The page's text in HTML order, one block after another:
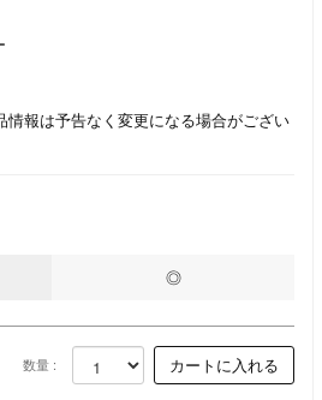
報は予告なく変更になる場合がござい
◎
数量 :